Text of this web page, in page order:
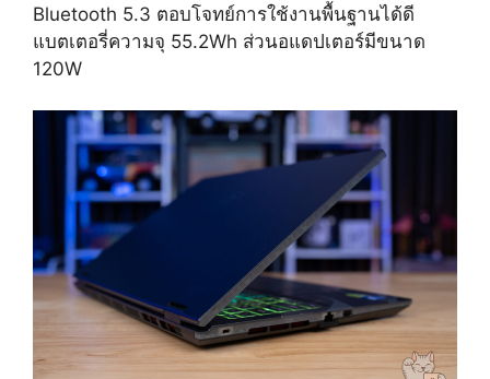
Bluetooth 5.3 ตอบโจทย์การใช้งานพื้นฐานได้ดี
แบตเตอรี่ความจุ 55.2Wh ส่วนอแดปเตอร์มีขนาด
120W